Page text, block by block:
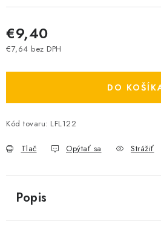
O nás - MEGALED & JANTON
€9,40
€7,64 bez DPH
DO
Kód tovaru: LFL122
Tlač Opýtať sa Strážiť
Popis